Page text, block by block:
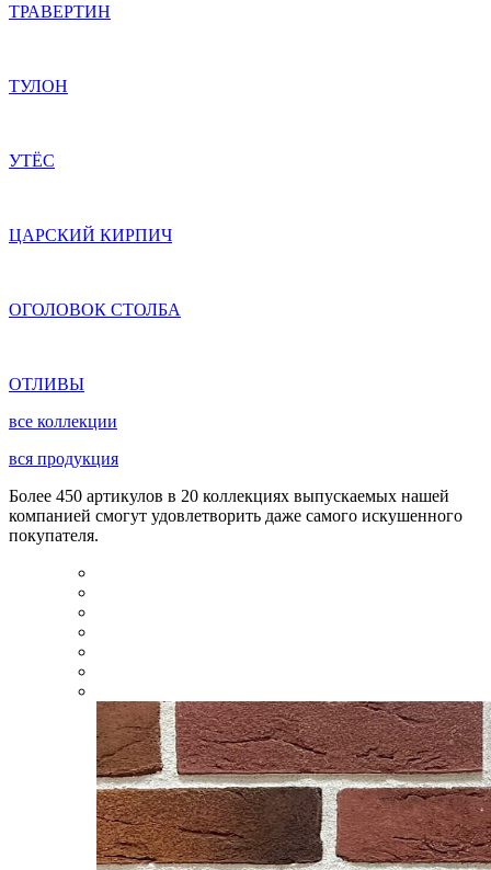
ТРАВЕРТИН
ТУЛОН
УТЁС
ЦАРСКИЙ КИРПИЧ
ОГОЛОВОК СТОЛБА
ОТЛИВЫ
все коллекции
вся продукция
Более 450 артикулов в 20 коллекциях выпускаемых нашей
компанией смогут удовлетворить даже самого искушенного
покупателя.